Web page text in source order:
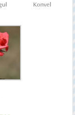
Konvel